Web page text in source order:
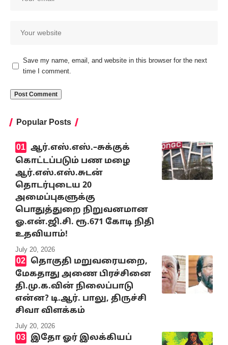
Save my name, email, and website in this browser for the next
time I comment.
Popular Posts
ஆர்.எஸ்.எஸ்.–சுக்குக்
கொட்டப்படும் பண மழை
ஆர்.எஸ்.எஸ்.சுடன்
தொடர்புடைய 20
அமைப்புகளுக்கு
பொதுத்துறை நிறுவனமான
ஓ.என்.ஜி.சி. ரூ.671 கோடி நிதி
உதவியாம்!
July 20, 2026
தொகுதி மறுவரையறை,
மேகதாது அணை பிரச்சினை
தி.மு.க.வின் நிலைப்பாடு
என்ன? டி.ஆர். பாலு, திருச்சி
சிவா விளக்கம்
July 20, 2026
இதோ ஓர் இலக்கியப்